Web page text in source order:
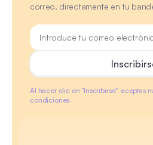
correo, directamente en tu
Al hacer clic en "Inscribirse", aceptas
condiciones.